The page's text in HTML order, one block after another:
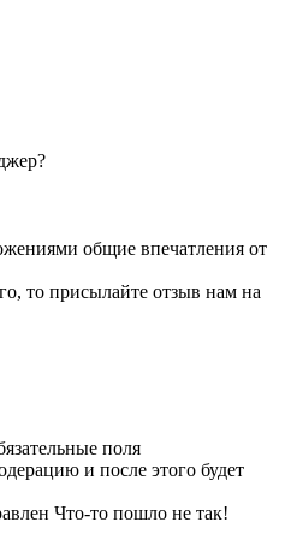
общие впечатления от
то присылайте отзыв нам на
поля
и после этого будет
Что-то пошло не так!